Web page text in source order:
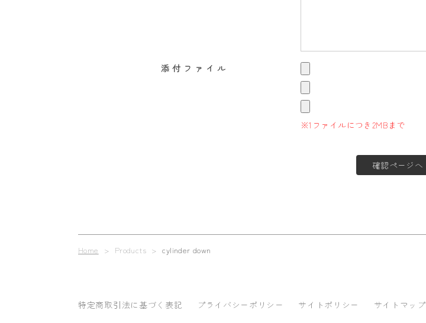
添付ファイル
※1ファイルにつき2MBまで
Home > Products >cylinder down
特定商取引法に基づく表記 プライバシーポリシー サイトポリシー サイトマップ